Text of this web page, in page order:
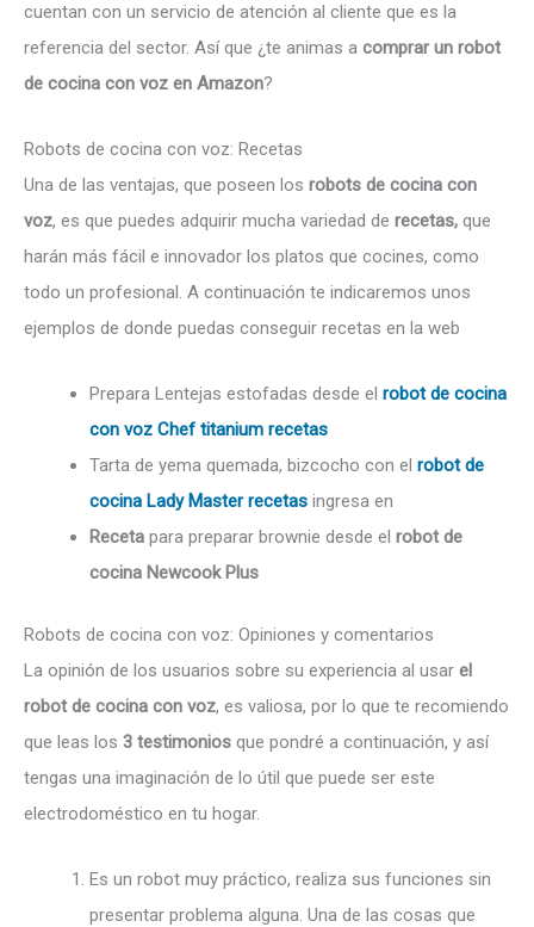
cuentan con un servicio de atención al cliente que es la
referencia del sector. Así que ¿te animas a comprar un robot
de cocina con voz en Amazon?
Robots de cocina con voz: Recetas
Una de las ventajas, que poseen los robots de cocina con
voz, es que puedes adquirir mucha variedad de recetas, que
harán más fácil e innovador los platos que cocines, como
todo un profesional. A continuación te indicaremos unos
ejemplos de donde puedas conseguir recetas en la web
Prepara Lentejas estofadas desde el robot de cocina
con voz Chef titanium recetas
Tarta de yema quemada, bizcocho con el robot de
cocina Lady Master recetas ingresa en
Receta para preparar brownie desde el robot de
cocina Newcook Plus
Robots de cocina con voz: Opiniones y comentarios
La opinión de los usuarios sobre su experiencia al usar el
robot de cocina con voz, es valiosa, por lo que te recomiendo
que leas los 3 testimonios que pondré a continuación, y así
tengas una imaginación de lo útil que puede ser este
electrodoméstico en tu hogar.
Es un robot muy práctico, realiza sus funciones sin
presentar problema alguna. Una de las cosas que